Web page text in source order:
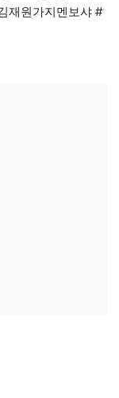
재원가지멘보샤 #